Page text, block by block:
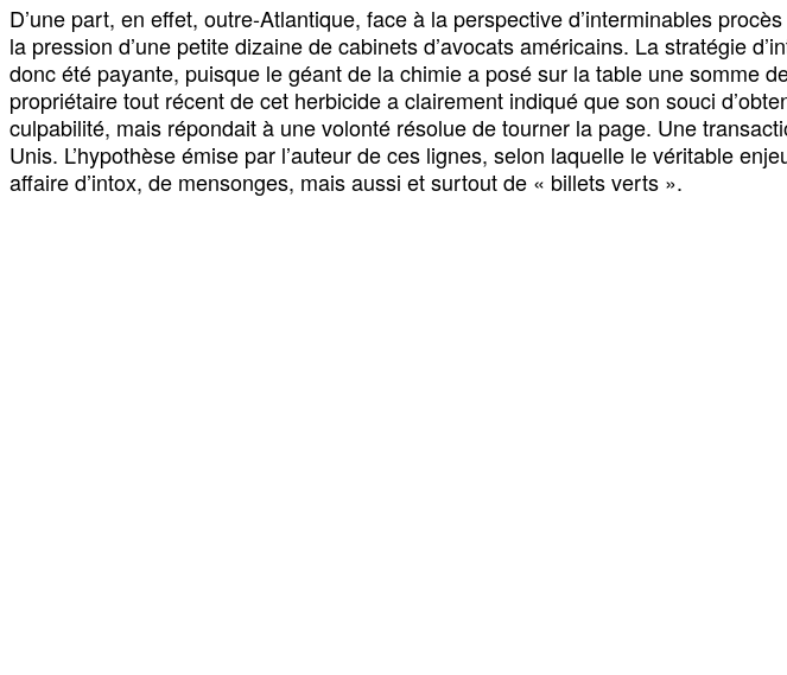
D’une part, en effet, outre-Atlantique, face à la perspective d’interminables
la pression d’une petite dizaine de cabinets d’avocats américains. La stratégie
donc été payante, puisque le géant de la chimie a posé sur la table une somme
propriétaire tout récent de cet herbicide a clairement indiqué que son souci
culpabilité, mais répondait à une volonté résolue de tourner la page. Une
Unis. L’hypothèse émise par l’auteur de ces lignes, selon laquelle le véritable
affaire d’intox, de mensonges, mais aussi et surtout de « billets verts ».